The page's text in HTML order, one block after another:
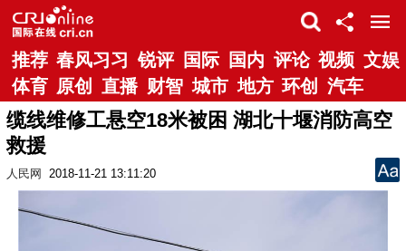
推荐 春风习习 锐评 国际 国内 评论 视频 文娱
体育 原创 直播 财智 城市 地方 环创 汽车
缆线维修工悬空18米被困 湖北十堰消防高空
救援
人民网 2018-11-21 13:11:20